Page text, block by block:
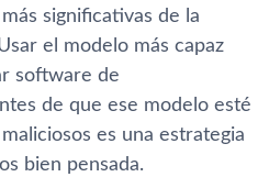
significativas de la
el modelo más capaz
software de
de que ese modelo esté
es una estrategia
bien pensada.